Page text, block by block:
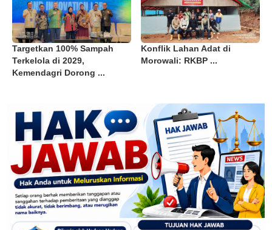
Targetkan 100% Sampah
Terkelola di 2029,
Kemendagri Dorong ...
Konflik Lahan Adat di
Morowali: RKBP ...